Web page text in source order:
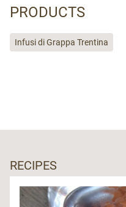
PRODUCTS
Infusi di Grappa Trentina
RECIPES